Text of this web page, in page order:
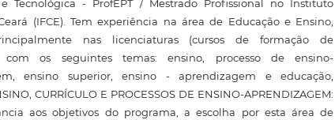
e Tecnológica - ProfEPT / Mestrado Profissional no Instituto
(IFCE). Tem experiência na área de Educação e Ensino,
nas licenciaturas (cursos de formação de
com os seguintes temas: ensino, processo de ensino-
ensino superior, ensino - aprendizagem e educação,
CURRÍCULO E PROCESSOS DE ENSINO-APRENDIZAGEM:
aos objetivos do programa, a escolha por esta área de